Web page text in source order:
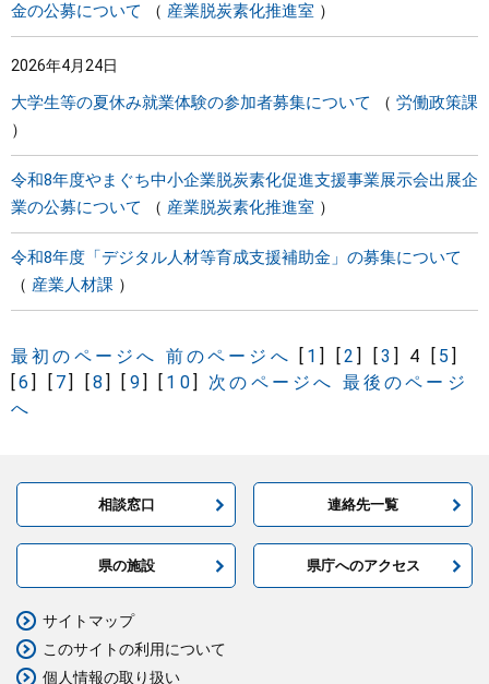
金の公募について
産業脱炭素化推進室
2026年4月24日
大学生等の夏休み就業体験の参加者募集について 労働政策課
令和8年度やまぐち中小企業脱炭素化促進支援事業展示会出展企
業の公募について
産業脱炭素化推進室
令和8年度「デジタル人材等育成支援補助金」の募集について
産業人材課
最初のページへ 前のページへ [ 1] [2] [3] 4 [ 5]
[6] [ 7] [8] [ 9] [ 10] 次のページへ 最後のページ
へ
相談窓口 連絡先一覧
県の施設 県庁へのアクセス
サイトマップ
このサイトの利用について
個人情報の取り扱い